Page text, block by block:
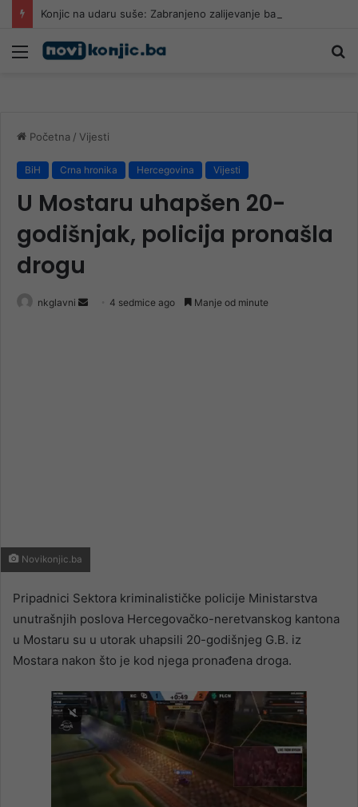
Konjic na udaru suše: Zabranjeno zalijevanje bašti
Meni
Početna / Vijesti
BiH Crna hronika Hercegovina Vijesti
U Mostaru uhapšen 20-
godišnjak, policija pronašla
drogu
nkglavni
Send 4 sedmice ago Manje od minute
Novikonjic.ba
Pripadnici Sektora kriminalističke policije Ministarstva
unutrašnjih poslova Hercegovačko-neretvanskog kantona
u Mostaru su u utorak uhapsili 20-godišnjeg G.B. iz
Mostara nakon što je kod njega pronađena droga.